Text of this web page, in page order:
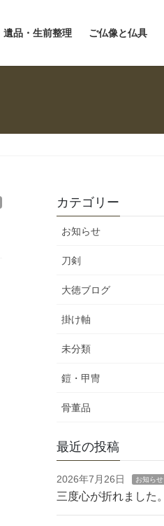
遺品・生前整理 ご仏像と仏具
カテゴリー
お知らせ
刀剣
大徳ブログ
掛け軸
未分類
鎧・甲冑
骨董品
最近の投稿
2026年7月26日 お知らせ
三度心が折れました。